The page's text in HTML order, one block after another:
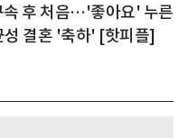
속 후 처음…'좋아요' 누른
성 결혼 '축하' [핫피플]